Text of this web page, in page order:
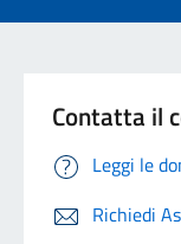
Contatta il
Leggi le
Richiedi